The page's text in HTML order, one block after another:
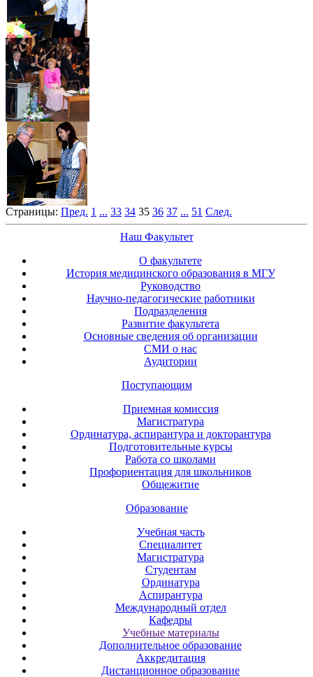
Страницы: Пред. 1 ... 33 34 35 36 37 ... 51 След.
Наш Факультет
О факультете
История медицинского образования в МГУ
Руководство
Научно-педагогические работники
Подразделения
Развитие факультета
Основные сведения об организации
СМИ о нас
Аудитории
Поступающим
Приемная комиссия
Магистратура
Ординатура, аспирантура и докторантура
Подготовительные курсы
Работа со школами
Профориентация для школьников
Общежитие
Образование
Учебная часть
Специалитет
Магистратура
Студентам
Ординатура
Аспирантура
Международный отдел
Кафедры
Учебные материалы
Дополнительное образование
Аккредитация
Дистанционное образование